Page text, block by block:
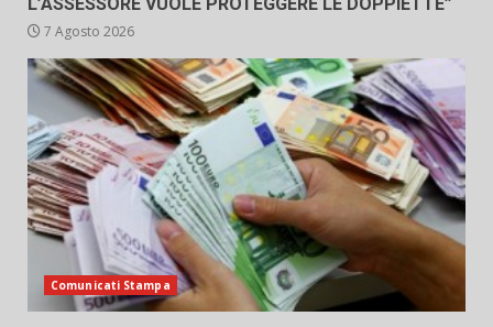
7 Agosto 2026
Comunicati Stampa